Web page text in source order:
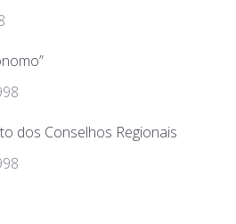
dos Conselhos Regionais